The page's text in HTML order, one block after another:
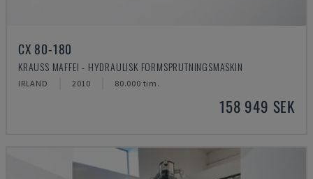
CX 80-180
KRAUSS MAFFEI - HYDRAULISK FORMSPRUTNINGSMASKIN
IRLAND 2010 80.000 tim.
158 949 SEK